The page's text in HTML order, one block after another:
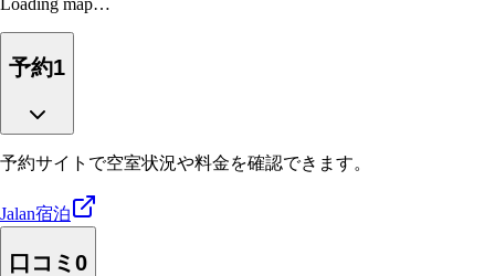
予約1
予約サイトで空室状況や料金を確認できます。
Jalan宿泊
口コミ 0